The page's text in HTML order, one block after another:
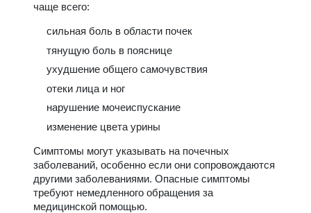
чаще всего:
сильная боль в области почек
тянущую боль в пояснице
ухудшение общего самочувствия
отеки лица и ног
нарушение мочеиспускание
изменение цвета урины
Симптомы могут указывать на почечных
заболеваний, особенно если они сопровождаются
другими заболеваниями. Опасные симптомы
требуют немедленного обращения за
медицинской помощью.